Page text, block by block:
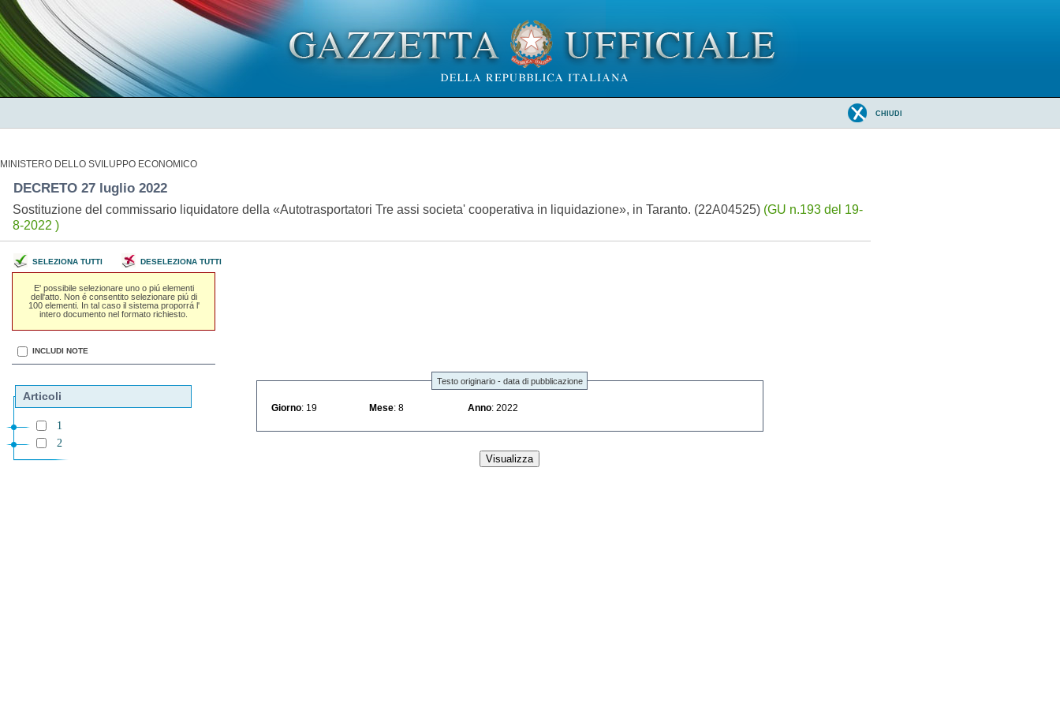
CHIUDI
MINISTERO DELLO SVILUPPO ECONOMICO
DECRETO 27 luglio 2022
Sostituzione del commissario liquidatore della «Autotrasportatori Tre assi societa' cooperativa in liquidazione», in Taranto. (22A04525) (GU n.193 del 19-
8-2022 )
SELEZIONA TUTTI DESELEZIONA TUTTI
E' possibile selezionare uno o piú elementi
dell'atto. Non é consentito selezionare piú di
100 elementi. In tal caso il sistema proporrá l'
intero documento nel formato richiesto.
INCLUDI NOTE
Articoli
1
2
Testo originario - data di pubblicazione
Giorno : 19 Mese : 8 Anno : 2022